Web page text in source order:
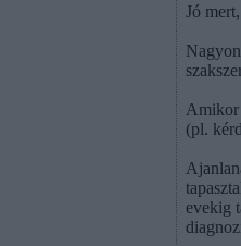
Jó
Amikor
(pl.
evekig